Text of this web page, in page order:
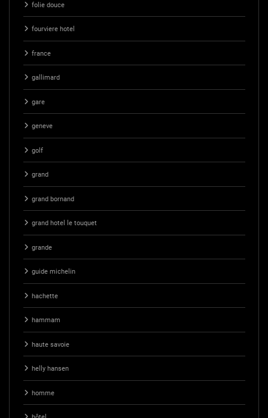
folie douce
fourviere hotel
france
gallimard
gare
geneve
golf
grand
grand bornand
grand hotel le touquet
grande
guide michelin
hachette
hammam
haute savoie
helly hansen
homme